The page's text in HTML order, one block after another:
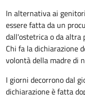
In alternativa ai
essere fatta da un
dall'ostetrica o da altra
Chi fa la dichiarazione
volontà della madre di
I giorni decorrono dal
dichiarazione è fatta